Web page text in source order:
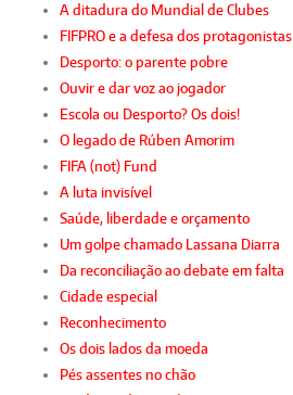
A ditadura do Mundial de Clubes
FIFPRO e a defesa dos protagonistas
Desporto: o parente pobre
Ouvir e dar voz ao jogador
Escola ou Desporto? Os dois!
O legado de Rúben Amorim
FIFA (not) Fund
A luta invisível
Saúde, liberdade e orçamento
Um golpe chamado Lassana Diarra
Da reconciliação ao debate em falta
Cidade especial
Reconhecimento
Os dois lados da moeda
Pés assentes no chão